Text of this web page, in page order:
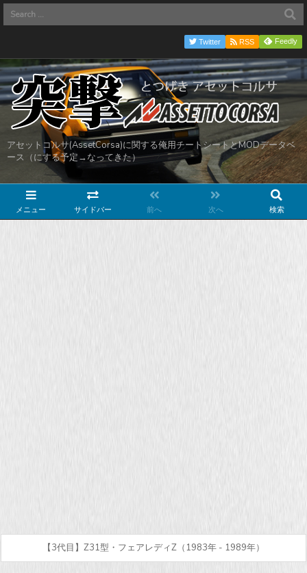
アセットコルサ(AssetCorsa)に関する俺用チートシートとMODデータベ
ース（にする予定→なってきた）
メニュー サイドバー 前へ 次へ 検索
Twitter RSS Feedly
【3代目】Z31型・フェアレディZ（1983年 - 1989年）